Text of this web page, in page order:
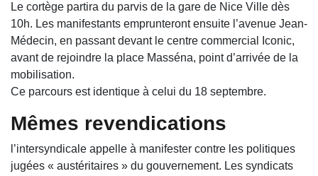
Le cortège partira du parvis de la gare de Nice Ville dès
10h. Les manifestants emprunteront ensuite l’avenue Jean-
Médecin, en passant devant le centre commercial Iconic,
avant de rejoindre la place Masséna, point d’arrivée de la
mobilisation.
Ce parcours est identique à celui du 18 septembre.
Mêmes revendications
l’intersyndicale appelle à manifester contre les politiques
jugées « austéritaires » du gouvernement. Les syndicats